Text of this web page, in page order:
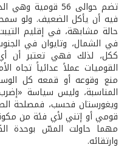
تضم حوالى 56
فيه أن يأكل الضعيف. ولو
حالة مشابهة، في إقليم
في الشمال، وتايوان في
ككل، لذلك فهي تعتبر أن
القوميات عملاً عدائياً تجاه
منع وقوعه أو قمعه كل
المناسبة، وليس سياسة
ويغورستان فحسب، فمصلحة
قومي أو إتني لأي فئة من
مهما حاولت المسّ بوحدة
وارتقائه.